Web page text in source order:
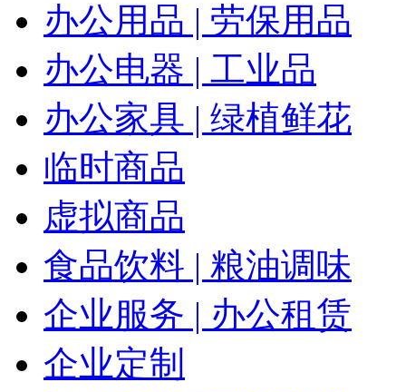
办公用品 | 劳保用品
办公电器 | 工业品
办公家具 | 绿植鲜花
临时商品
虚拟商品
食品饮料 | 粮油调味
企业服务 | 办公租赁
企业定制